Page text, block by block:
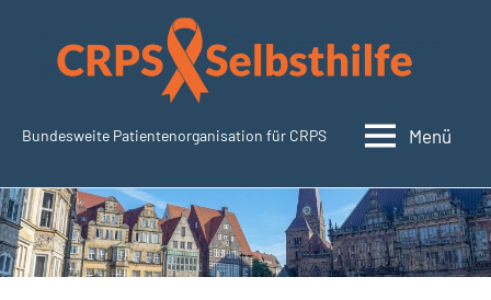
springen
SudeckSelbsthilfe.org
Bundesweite Patientenorganisation für CRPS Menü